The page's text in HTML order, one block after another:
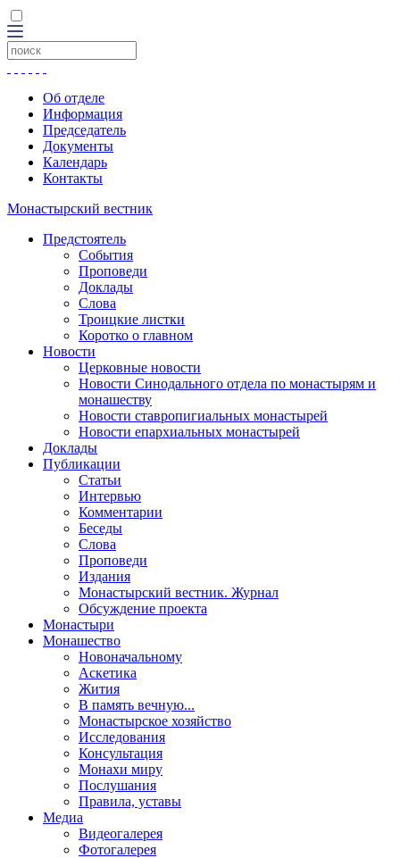
Об отделе
Информация
Председатель
Документы
Календарь
Контакты
Монастырский вестник
Предстоятель
События
Проповеди
Доклады
Слова
Троицкие листки
Коротко о главном
Новости
Церковные новости
Новости Синодального отдела по монастырям и
монашеству
Новости ставропигиальных монастырей
Новости епархиальных монастырей
Доклады
Публикации
Статьи
Интервью
Комментарии
Беседы
Слова
Проповеди
Издания
Монастырский вестник. Журнал
Обсуждение проекта
Монастыри
Монашество
Новоначальному
Аскетика
Жития
В память вечную...
Монастырское хозяйство
Исследования
Консультация
Монахи миру
Послушания
Правила, уставы
Медиа
Видеогалерея
Фотогалерея